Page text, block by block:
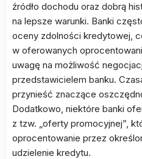
źródło dochodu oraz dobrą
na lepsze warunki. Banki
oceny zdolności kredytowej,
w oferowanych
uwagę na możliwość
przedstawicielem banku.
przynieść znaczące
Dodatkowo, niektóre banki
z tzw. „oferty promocyjnej”,
oprocentowanie przez
udzielenie kredytu.